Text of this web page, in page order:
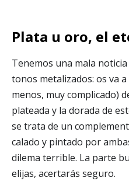
Plata u oro, el
Tenemos una mala
tonos metalizados: os va
menos, muy complicado)
plateada y la dorada de
se trata de un
calado y pintado por
dilema terrible. La parte
elijas, acertarás seguro.